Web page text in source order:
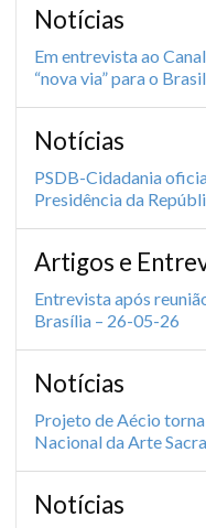
Notícias
Em entrevista ao
“nova via” para o Brasil
Notícias
PSDB-Cidadania
Presidência da
Artigos e
Entrevista após
Brasília – 26-05-26
Notícias
Projeto de Aécio
Nacional da Arte Sacra
Notícias